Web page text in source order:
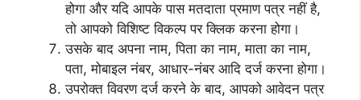
होगा और यदि आपके पास मतदाता प्रमाण पत्र नहीं है,
तो आपको विशिष्ट विकल्प पर क्लिक करना होगा।
उसके बाद अपना नाम, पिता का नाम, माता का नाम,
पता, मोबाइल नंबर, आधार-नंबर आदि दर्ज करना होगा।
उपरोक्त विवरण दर्ज करने के बाद, आपको आवेदन पत्र